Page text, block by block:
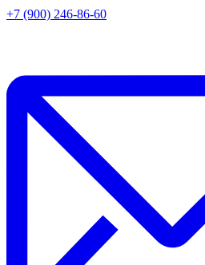
+7 (900) 246-86-60